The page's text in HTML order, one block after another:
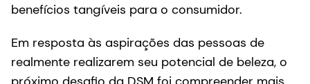
benefícios tangíveis para o consumidor.
Em resposta às aspirações das pessoas de
realmente realizarem seu potencial de beleza, o